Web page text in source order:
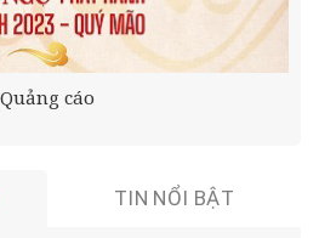
Quảng cáo
TIN NỔI BẬT